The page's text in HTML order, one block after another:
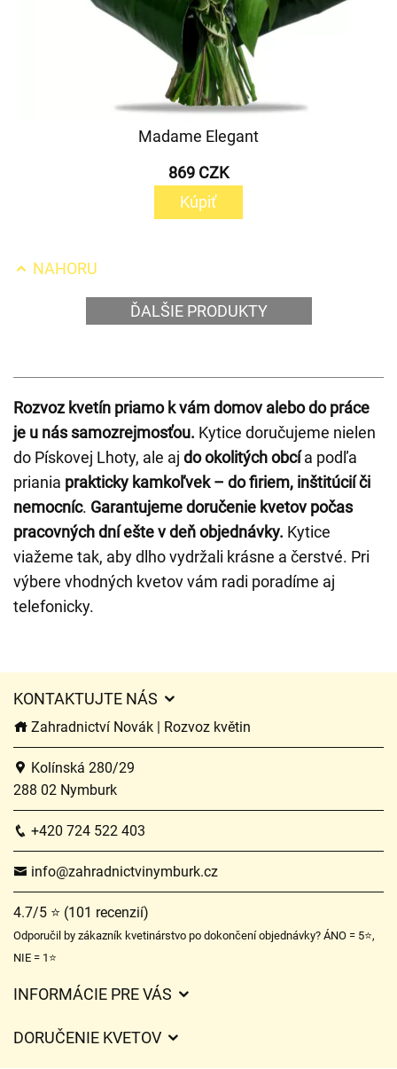
Madame Elegant
869 CZK
Kúpiť
NAHORU
ĎALŠIE PRODUKTY
Rozvoz kvetín priamo k vám domov alebo do práce
je u nás samozrejmosťou. Kytice doručujeme nielen
do Pískovej Lhoty, ale aj do okolitých obcía podľa
priania prakticky kamkoľvek – do firiem, inštitúcií či
nemocníc. Garantujeme doručenie kvetov počas
pracovných dní ešte v deň objednávky. Kytice
viažeme tak, aby dlho vydržali krásne a čerstvé. Pri
výbere vhodných kvetov vám radi poradíme aj
telefonicky.
KONTAKTUJTE NÁS
Zahradnictví Novák | Rozvoz květin
Kolínská 280/29
288 02 Nymburk
+420 724 522 403
info@zahradnictvinymburk.cz
4.7/5 ⭐ (101 recenzií)
Odporučil by zákazník kvetinárstvo po dokončení objednávky? ÁNO = 5⭐,
NIE = 1⭐
INFORMÁCIE PRE VÁS
DORUČENIE KVETOV